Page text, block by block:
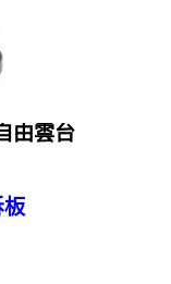
由雲台
板